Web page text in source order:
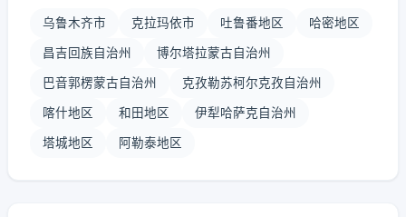
乌鲁木齐市 克拉玛依市 吐鲁番地区 哈密地区
昌吉回族自治州 博尔塔拉蒙古自治州
巴音郭楞蒙古自治州 克孜勒苏柯尔克孜自治州
喀什地区 和田地区 伊犁哈萨克自治州
塔城地区 阿勒泰地区